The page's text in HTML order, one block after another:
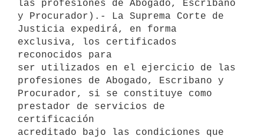
las profesiones de Abogado, Escribano
y Procurador).- La Suprema Corte de
Justicia expedirá, en forma
exclusiva, los certificados
reconocidos para
ser utilizados en el ejercicio de las
profesiones de Abogado, Escribano y
Procurador, si se constituye como
prestador de servicios de
certificación
acreditado bajo las condiciones que